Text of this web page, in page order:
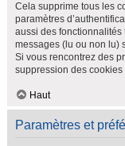
Cela supprime tous les
paramètres
aussi des
messages (lu ou non lu)
Si vous rencontrez des
suppression des
Haut
Paramètres et